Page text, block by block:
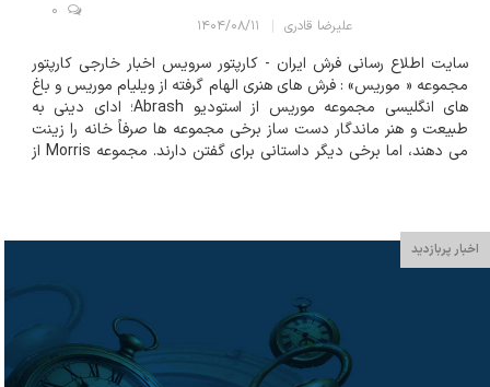
علیرضا قادری ۱۴۰۴/۰۸/۱۱
0
سایت اطلاع رسانی فرش ایران - کارپتور سرویس اخبار خارجی کارپتور
مجموعه « موریس» : فرش های هنری الهام گرفته از ویلیام موریس و باغ
های انگلیسی مجموعه موریس از استودیو Abrash؛ ادای دینی به
طبیعت و هنر ماندگار دست ساز برخی مجموعه ها صرفاً خانه را زینت
می دهند، اما برخی دیگر داستانی برای گفتن دارند. مجموعه Morris از
اخبار پربازدید